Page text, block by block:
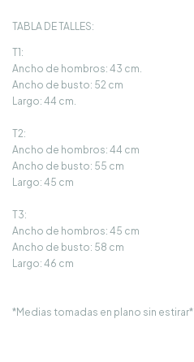
TABLA DE TALLES:
T1:
Ancho de hombros: 43 cm.
Ancho de busto: 52 cm
Largo: 44 cm.
T2:
Ancho de hombros: 44 cm
Ancho de busto: 55 cm
Largo: 45 cm
T3:
Ancho de hombros: 45 cm
Ancho de busto: 58 cm
Largo: 46 cm
*Medias tomadas en plano sin estirar*